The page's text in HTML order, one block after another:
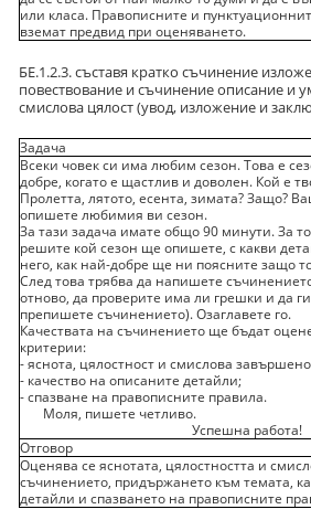
или класа. Правописните и
вземат предвид при оценяването.
БЕ.1.2.3. съставя кратко съчинение
повествование и съчинение описание и
смислова цялост (увод, изложение и
Задача
Всеки човек си има любим сезон. Това е
добре, когато е щастлив и доволен. Кой е
Пролетта, лятото, есента, зимата? Защо?
опишете любимия ви сезон.
За тази задача имате общо 90 минути. За
решите кой сезон ще опишете, с какви
него, как най-добре ще ни поясните защо
След това трябва да напишете
отново, да проверите има ли грешки и да
препишете съчинението). Озаглавете го.
Качествата на съчинението ще бъдат
критерии:
- яснота, цялостност и смислова
- качество на описаните детайли;
- спазване на правописните правила.
Моля, пишете четливо.
Успешна работа!
Отговор
Оценява се яснотата, цялостността и
съчинението, придържането към темата,
детайли и спазването на правописните